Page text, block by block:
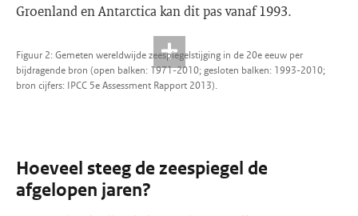
Groenland en Antarctica kan dit pas vanaf 1993.
Figuur 2: Gemeten wereldwijde zeespiegelstijging in de 20e eeuw per
bijdragende bron (open balken: 1971-2010; gesloten balken: 1993-2010;
bron cijfers: IPCC 5e Assessment Rapport 2013).
Hoeveel steeg de zeespiegel de
afgelopen jaren?